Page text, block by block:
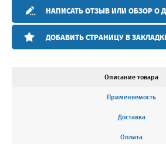
НАПИСАТЬ ОТЗЫВ ИЛИ ОБЗОР О
ДОБАВИТЬ СТРАНИЦУ В
Описание товара
Применяемость
Доставка
Оплата